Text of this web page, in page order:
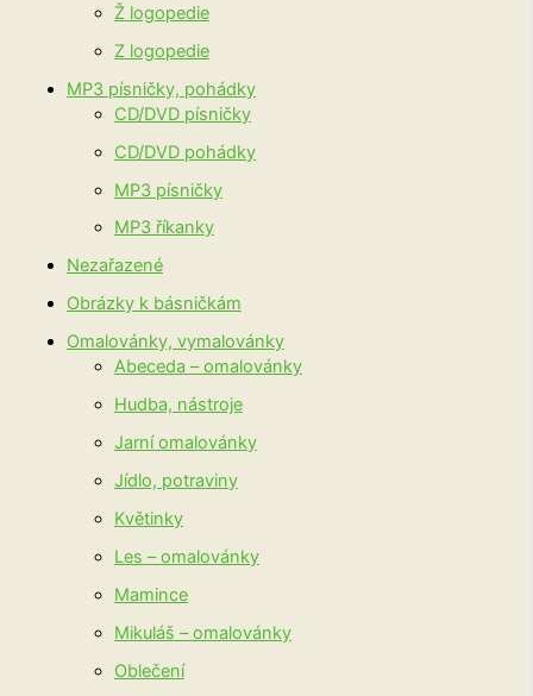
Ž logopedie
Z logopedie
MP3 písničky, pohádky
CD/DVD písničky
CD/DVD pohádky
MP3 písničky
MP3 říkanky
Nezařazené
Obrázky k básničkám
Omalovánky, vymalovánky
Abeceda – omalovánky
Hudba, nástroje
Jarní omalovánky
Jídlo, potraviny
Květinky
Les – omalovánky
Mamince
Mikuláš – omalovánky
Oblečení